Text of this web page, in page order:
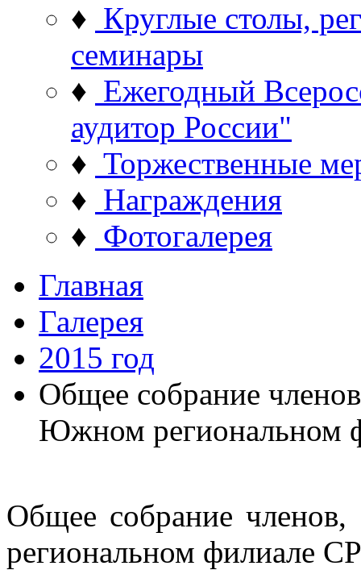
♦ Круглые столы,
семинары
♦ Ежегодный
аудитор России"
♦ Торжественные
♦ Награждения
♦ Фотогалерея
Главная
Галерея
2015 год
Общее собрание
Южном
Общее собрание
региональном филиале